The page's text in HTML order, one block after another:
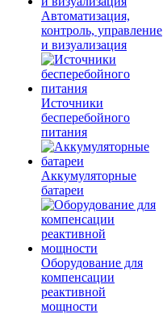
Автоматизация,
контроль, управление
и визуализация
Источники
бесперебойного
питания
Аккумуляторные
батареи
Оборудование для
компенсации
реактивной
мощности